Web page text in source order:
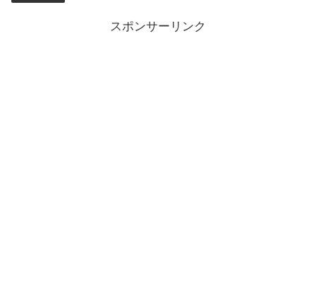
スポンサーリンク